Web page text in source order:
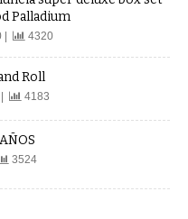
Palladium
| 4320
Roll
4183
3524